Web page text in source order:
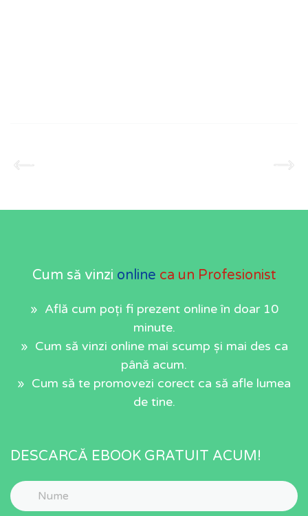
Cum să vinzi online ca un Profesionist
» Află cum poți fi prezent online în doar 10
minute.
» Cum să vinzi online mai scump și mai des ca
până acum.
» Cum să te promovezi corect ca să afle lumea
de tine.
DESCARCĂ EBOOK GRATUIT ACUM!